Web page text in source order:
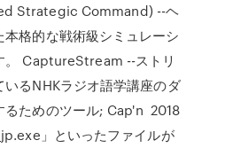
Strategic Command) --ヘ
格的な戦術級シミュレーシ
。 CaptureStream --ストリ
るNHKラジオ語学講座のダ
るためのツール; Cap'n 2018
」といったファイルが